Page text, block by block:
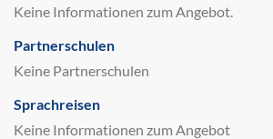
Keine Informationen zum Angebot.
Partnerschulen
Keine Partnerschulen
Sprachreisen
Keine Informationen zum Angebot